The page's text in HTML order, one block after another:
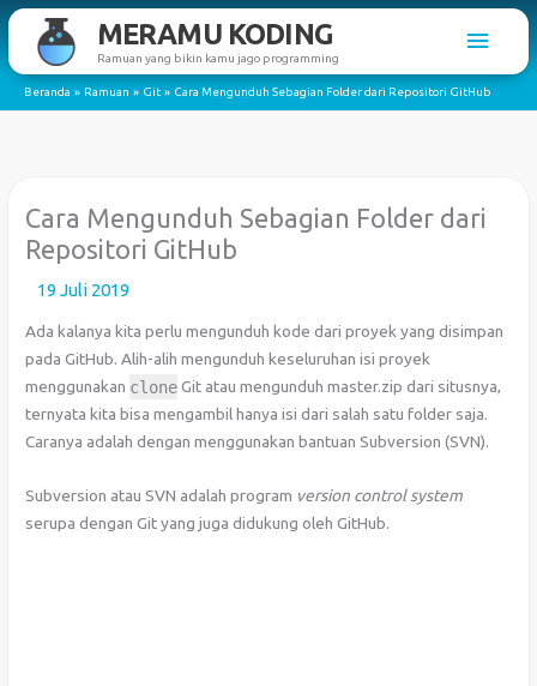
Lewati
konten
MERAMU KODING
Ramuan yang bikin kamu jago programming
Menu
Beranda Ramuan Git Cara Mengunduh Sebagian Folder dari Repositori GitHub
Cara Mengunduh Sebagian Folder dari
Repositori GitHub
19 Juli 2019
Ada kalanya kita perlu mengunduh kode dari proyek yang disimpan
pada GitHub. Alih-alih mengunduh keseluruhan isi proyek
menggunakan cloneGit atau mengunduh master.zip dari situsnya,
ternyata kita bisa mengambil hanya isi dari salah satu folder saja.
Caranya adalah dengan menggunakan bantuan Subversion (SVN).
Subversion atau SVN adalah program version control system
serupa dengan Git yang juga didukung oleh GitHub.